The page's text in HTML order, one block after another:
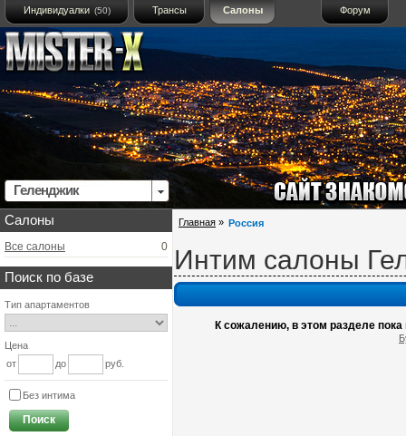
Индивидуалки (50) Трансы Салоны Форум
Геленджик
Салоны
Все салоны 0
Поиск по базе
Тип апартаментов
Цена
от
до руб.
Без интима
Поиск
Главная » Россия
Интим салоны
К сожалению, в этом разделе